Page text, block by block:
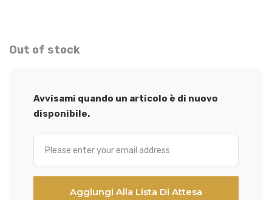
Out of stock
Avvisami quando un articolo è di nuovo
disponibile.